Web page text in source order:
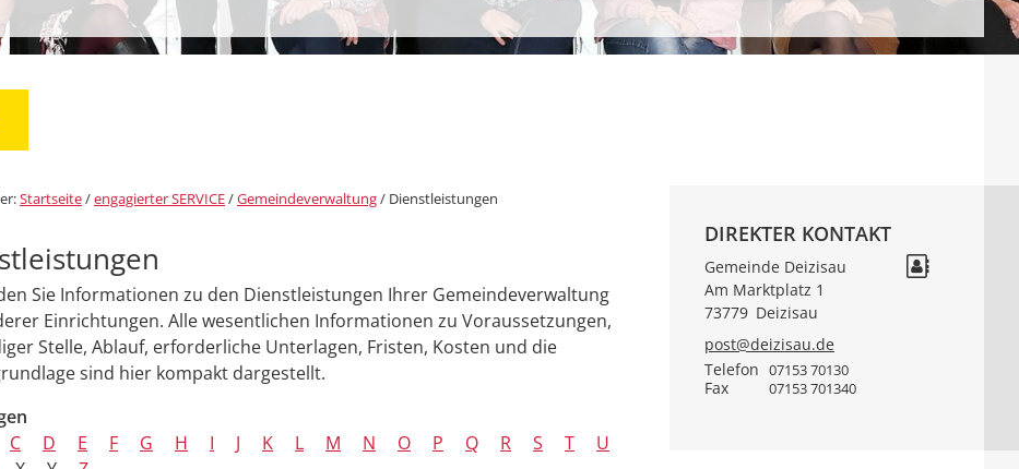
Startseite/engagierter SERVICE/Gemeindeverwaltung/ Dienstleistungen
Sie Informationen zu den Dienstleistungen Ihrer Gemeindeverwaltung
Einrichtungen. Alle wesentlichen Informationen zu Voraussetzungen,
Stelle, Ablauf, erforderliche Unterlagen, Fristen, Kosten und die
sind hier kompakt dargestellt.
C D E F G H I J K L M N O P Q R S T
U
DIREKTER KONTAKT
Gemeinde Deizisau
Am Marktplatz 1
73779 Deizisau
post@deizisau.de
Telefon 07153 70130
Fax 07153 701340